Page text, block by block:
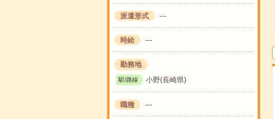
派遣形式 ---
時給 ---
勤務地
駅/路線 小野(長崎県)
職種 ---